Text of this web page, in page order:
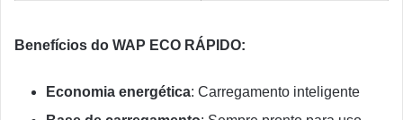
Benefícios do WAP ECO RÁPIDO:
Economia energética: Carregamento inteligente